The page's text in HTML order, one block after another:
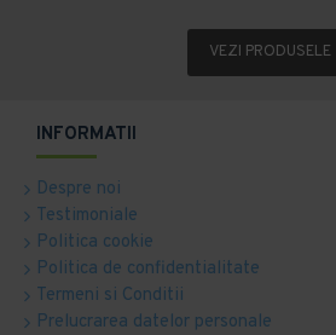
VEZI PRODUSELE
INFORMATII
Despre noi
Testimoniale
Politica cookie
Politica de confidentialitate
Termeni si Conditii
Prelucrarea datelor personale